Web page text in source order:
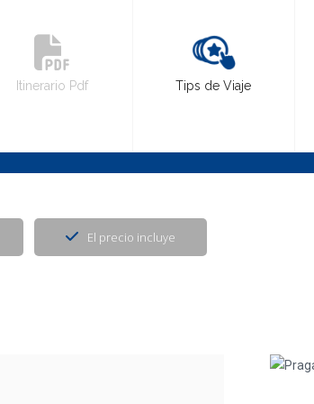
Itinerario Pdf Tips de Viaje
El precio incluye